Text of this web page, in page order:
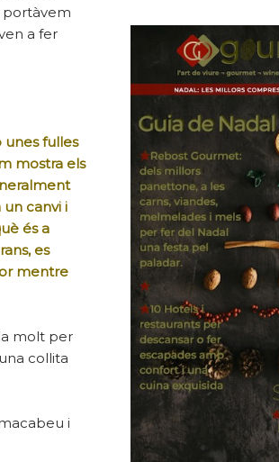
portàvem
a fer
unes fulles
mostra els
canvi i
és a
es
mentre
molt per
collita
i